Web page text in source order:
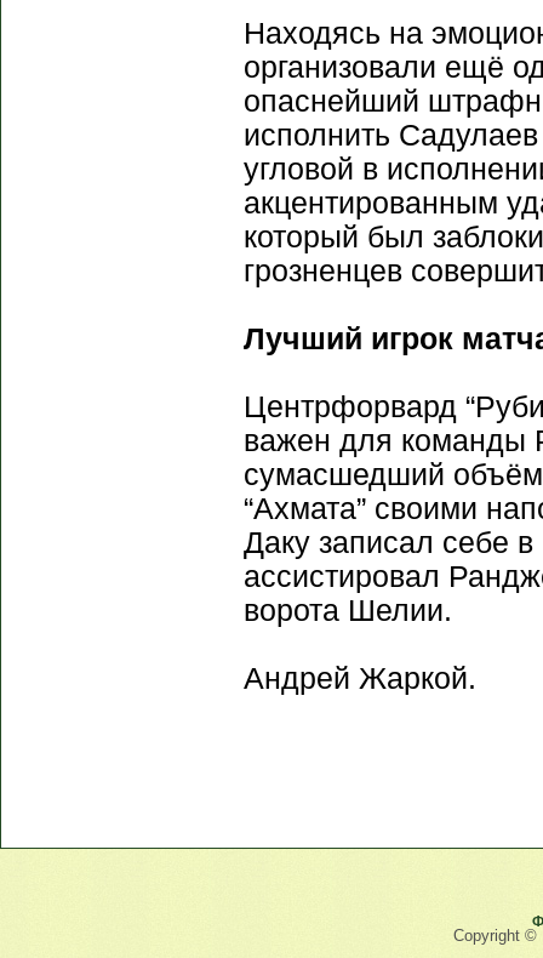
Находясь на
организовали ещё
опаснейший
исполнить Садулаев
угловой в
акцентированным
который был
грозненцев
Лучший игрок
Центрфорвард
важен для команды
сумасшедший объём
“Ахмата” своими
Даку записал себе
ассистировал
ворота Шелии.
Андрей Жаркой.
Copyright ©